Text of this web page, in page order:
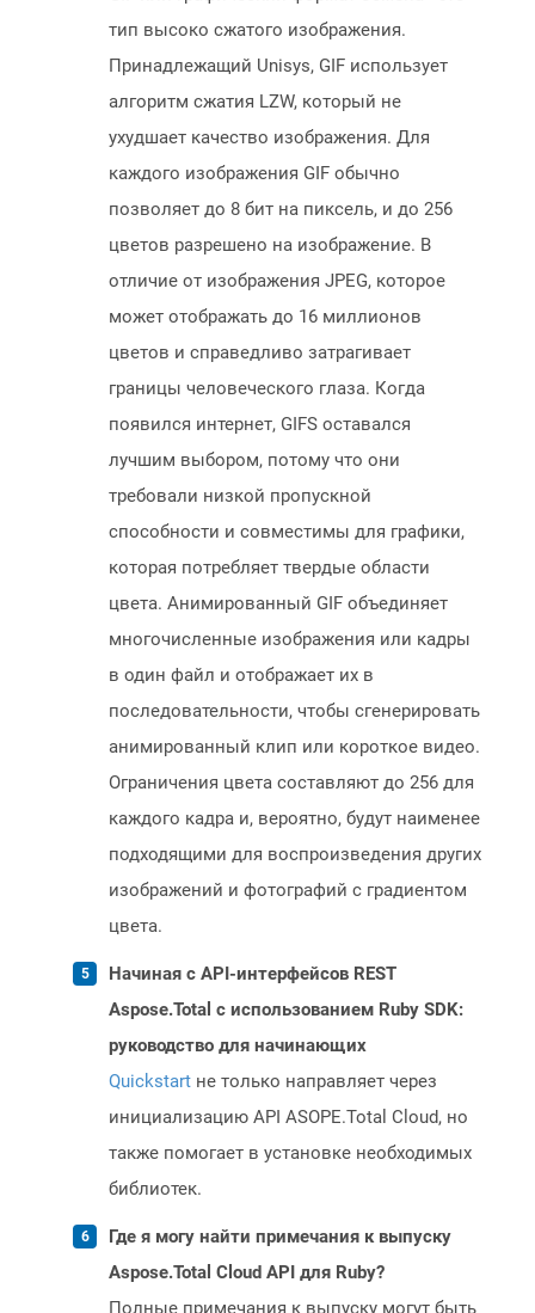
тип высоко сжатого изображения.
Принадлежащий Unisys, GIF использует
алгоритм сжатия LZW, который не
ухудшает качество изображения. Для
каждого изображения GIF обычно
позволяет до 8 бит на пиксель, и до 256
цветов разрешено на изображение. В
отличие от изображения JPEG, которое
может отображать до 16 миллионов
цветов и справедливо затрагивает
границы человеческого глаза. Когда
появился интернет, GIFS оставался
лучшим выбором, потому что они
требовали низкой пропускной
способности и совместимы для графики,
которая потребляет твердые области
цвета. Анимированный GIF объединяет
многочисленные изображения или кадры
в один файл и отображает их в
последовательности, чтобы сгенерировать
анимированный клип или короткое видео.
Ограничения цвета составляют до 256 для
каждого кадра и, вероятно, будут наименее
подходящими для воспроизведения других
изображений и фотографий с градиентом
цвета.
Начиная с API-интерфейсов REST
Aspose.Total с использованием Ruby SDK:
руководство для начинающих
Quickstart не только направляет через
инициализацию API ASOPE.Total Cloud, но
также помогает в установке необходимых
библиотек.
Где я могу найти примечания к выпуску
Aspose.Total Cloud API для Ruby?
Полные примечания к выпуску могут быть